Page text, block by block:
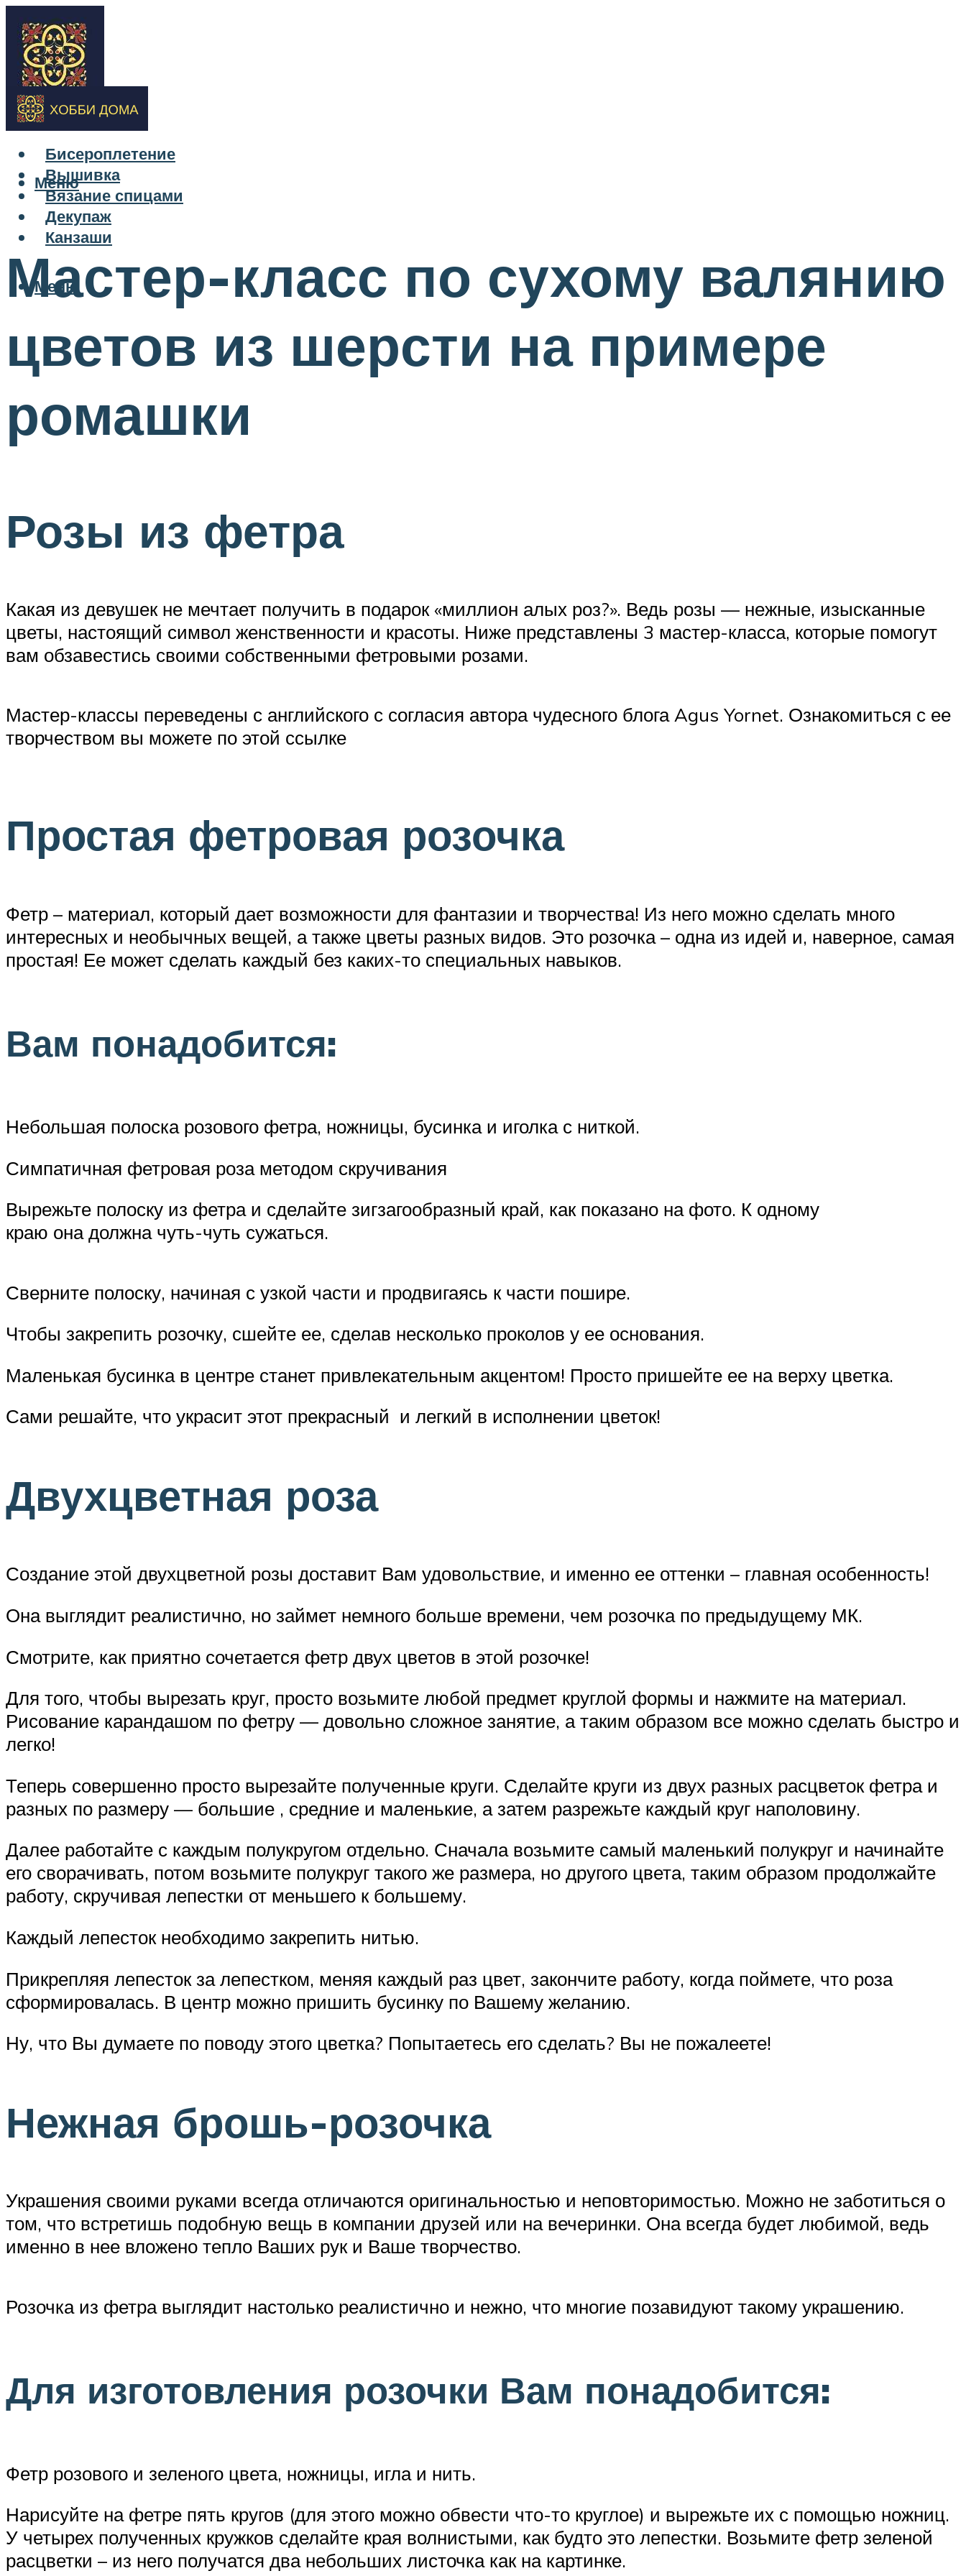
Бисероплетение
Вышивка
Вязание спицами
Декупаж
Канзаши
Меню
Меню
Мастер-класс по сухому валянию
цветов из шерсти на примере
ромашки
Розы из фетра
Какая из девушек не мечтает получить в подарок «миллион алых роз?». Ведь розы — нежные, изысканные
цветы, настоящий символ женственности и красоты. Ниже представлены 3 мастер-класса, которые помогут
вам обзавестись своими собственными фетровыми розами.
Мастер-классы переведены с английского с согласия автора чудесного блога Agus Yornet. Ознакомиться с ее
творчеством вы можете по этой ссылке
Простая фетровая розочка
Фетр – материал, который дает возможности для фантазии и творчества! Из него можно сделать много
интересных и необычных вещей, а также цветы разных видов. Это розочка – одна из идей и, наверное, самая
простая! Ее может сделать каждый без каких-то специальных навыков.
Вам понадобится:
Небольшая полоска розового фетра, ножницы, бусинка и иголка с ниткой.
Симпатичная фетровая роза методом скручивания
Вырежьте полоску из фетра и сделайте зигзагообразный край, как показано на фото. К одному
краю она должна чуть-чуть сужаться.
Сверните полоску, начиная с узкой части и продвигаясь к части пошире.
Чтобы закрепить розочку, сшейте ее, сделав несколько проколов у ее основания.
Маленькая бусинка в центре станет привлекательным акцентом! Просто пришейте ее на верху цветка.
Сами решайте, что украсит этот прекрасный и легкий в исполнении цветок!
Двухцветная роза
Создание этой двухцветной розы доставит Вам удовольствие, и именно ее оттенки – главная особенность!
Она выглядит реалистично, но займет немного больше времени, чем розочка по предыдущему МК.
Смотрите, как приятно сочетается фетр двух цветов в этой розочке!
Для того, чтобы вырезать круг, просто возьмите любой предмет круглой формы и нажмите на материал.
Рисование карандашом по фетру — довольно сложное занятие, а таким образом все можно сделать быстро и
легко!
Теперь совершенно просто вырезайте полученные круги. Сделайте круги из двух разных расцветок фетра и
разных по размеру — большие , средние и маленькие, а затем разрежьте каждый круг наполовину.
Далее работайте с каждым полукругом отдельно. Сначала возьмите самый маленький полукруг и начинайте
его сворачивать, потом возьмите полукруг такого же размера, но другого цвета, таким образом продолжайте
работу, скручивая лепестки от меньшего к большему.
Каждый лепесток необходимо закрепить нитью.
Прикрепляя лепесток за лепестком, меняя каждый раз цвет, закончите работу, когда поймете, что роза
сформировалась. В центр можно пришить бусинку по Вашему желанию.
Ну, что Вы думаете по поводу этого цветка? Попытаетесь его сделать? Вы не пожалеете!
Нежная брошь-розочка
Украшения своими руками всегда отличаются оригинальностью и неповторимостью. Можно не заботиться о
том, что встретишь подобную вещь в компании друзей или на вечеринки. Она всегда будет любимой, ведь
именно в нее вложено тепло Ваших рук и Ваше творчество.
Розочка из фетра выглядит настолько реалистично и нежно, что многие позавидуют такому украшению.
Для изготовления розочки Вам понадобится:
Фетр розового и зеленого цвета, ножницы, игла и нить.
Нарисуйте на фетре пять кругов (для этого можно обвести что-то круглое) и вырежьте их с помощью ножниц.
У четырех полученных кружков сделайте края волнистыми, как будто это лепестки. Возьмите фетр зеленой
расцветки – из него получатся два небольших листочка как на картинке.